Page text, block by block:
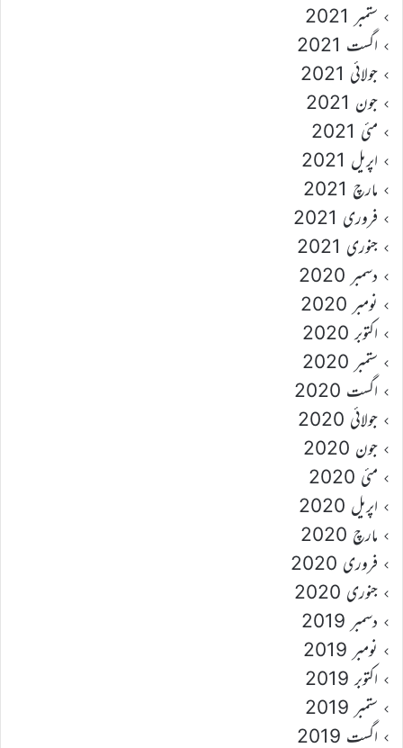
ستمبر 2021
اگست 2021
جولائی 2021
جون 2021
مئی 2021
اپریل 2021
مارچ 2021
فروری 2021
جنوری 2021
دسمبر 2020
نومبر 2020
اکتوبر 2020
ستمبر 2020
اگست 2020
جولائی 2020
جون 2020
مئی 2020
اپریل 2020
مارچ 2020
فروری 2020
جنوری 2020
دسمبر 2019
نومبر 2019
اکتوبر 2019
ستمبر 2019
اگست 2019